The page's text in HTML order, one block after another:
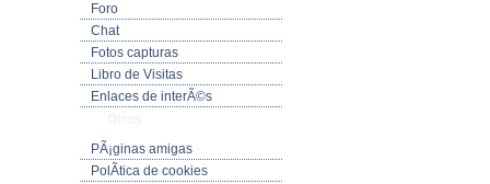
Foro
Chat
Fotos capturas
Libro de Visitas
Enlaces de interÃ©s
PÃ¡ginas amigas
PolÃ­tica de cookies